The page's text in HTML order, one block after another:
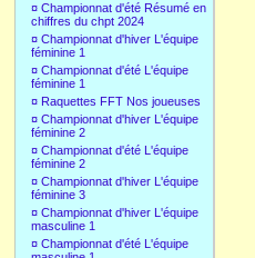
¤ Championnat d'été Résumé en
chiffres du chpt 2024
¤ Championnat d'hiver L'équipe
féminine 1
¤ Championnat d'été L'équipe
féminine 1
¤ Raquettes FFT Nos joueuses
¤ Championnat d'hiver L'équipe
féminine 2
¤ Championnat d'été L'équipe
féminine 2
¤ Championnat d'hiver L'équipe
féminine 3
¤ Championnat d'hiver L'équipe
masculine 1
¤ Championnat d'été L'équipe